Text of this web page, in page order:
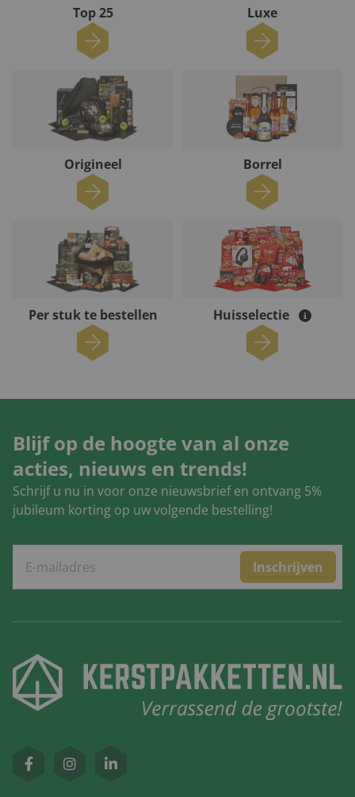
Top 25 Luxe
Origineel Borrel
Per stuk te bestellen Huisselectie
Blijf op de hoogte van al onze
acties, nieuws en trends!
Schrijf u nu in voor onze nieuwsbrief en ontvang 5%
jubileum korting op uw volgende bestelling!
Inschrijven